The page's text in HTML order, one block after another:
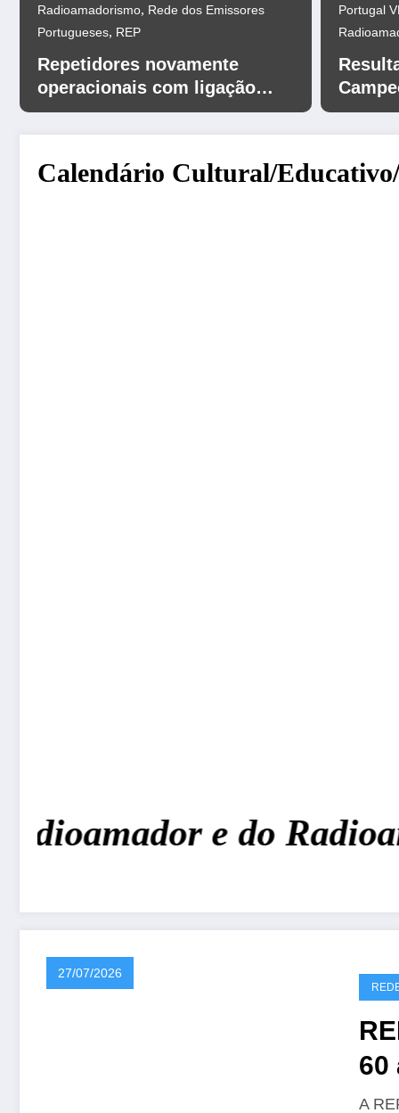
Radioamadorismo, Rede dos Emissores
Portugueses, REP
Repetidores novamente
operacionais com ligação
EchoLink
Portugal
UHF
Calendário Cultural/
e do
27/07/2026
60
A